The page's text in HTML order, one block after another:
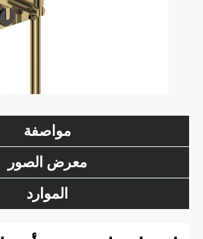
مواصفة
معرض الصور
الموارد